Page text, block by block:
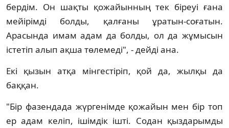
бердім. Он шақты қожайынның тек біреуі ғана
мейірімді болды, қалғаны ұратын-соғатын.
Арасында имам адам да болды, ол да жұмысын
істетіп алып ақша төлемеді", - дейді ана.
Екі қызын атқа мінгестіріп, қой да, жылқы да
баққан.
"Бір фазендада жүргенімде қожайын мен бір топ
ер адам келіп, ішімдік ішті. Содан қыздарымды